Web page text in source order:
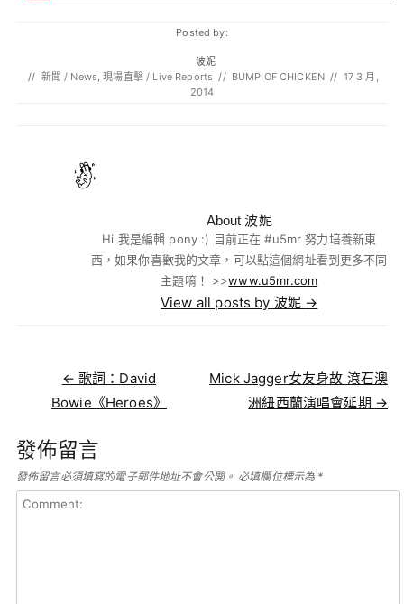
Posted by:
波妮
// 新聞 / News,現場直擊 / Live Reports // BUMP OF CHICKEN // 17 3 月,
2014
About 波妮
Hi 我是編輯 pony :) 目前正在 #u5mr 努力培養新東
西，如果你喜歡我的文章，可以點這個網址看到更多不同
主題唷！ >>www.u5mr.com
View all posts by 波妮 →
Post navigation
← 歌詞：David
Bowie《Heroes》
Mick Jagger女友身故 滾石澳
洲紐西蘭演唱會延期 →
發佈留言
發佈留言必須填寫的電子郵件地址不會公開。 必填欄位標示為 *